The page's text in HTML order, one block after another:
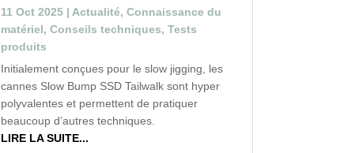
11 Oct 2025 | Actualité,Connaissance du
matériel,Conseils techniques,Tests
produits
Initialement conçues pour le slow jigging, les
cannes Slow Bump SSD Tailwalk sont hyper
polyvalentes et permettent de pratiquer
beaucoup d’autres techniques.
LIRE LA SUITE...